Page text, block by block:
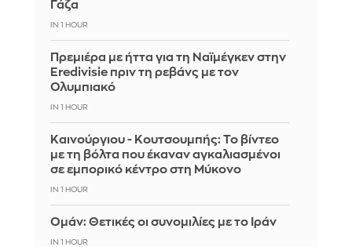
Γάζα
IN 1 HOUR
Πρεμιέρα με ήττα για τη Ναϊμέγκεν στην
Eredivisie πριν τη ρεβάνς με τον
Ολυμπιακό
IN 1 HOUR
Καινούργιου - Κουτσουμπής: Το βίντεο
με τη βόλτα που έκαναν αγκαλιασμένοι
σε εμπορικό κέντρο στη Μύκονο
IN 1 HOUR
Ομάν: Θετικές οι συνομιλίες με το Ιράν
IN 1 HOUR